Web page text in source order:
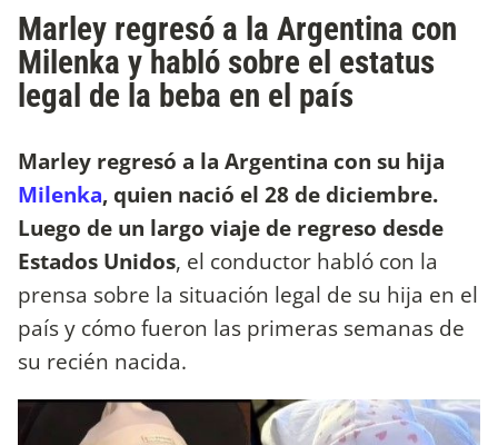
Marley regresó a la Argentina con
Milenka y habló sobre el estatus
legal de la beba en el país
Marley regresó a la Argentina con su hija
Milenka, quien nació el 28 de diciembre.
Luego de un largo viaje de regreso desde
Estados Unidos, el conductor habló con la
prensa sobre la situación legal de su hija en el
país y cómo fueron las primeras semanas de
su recién nacida.